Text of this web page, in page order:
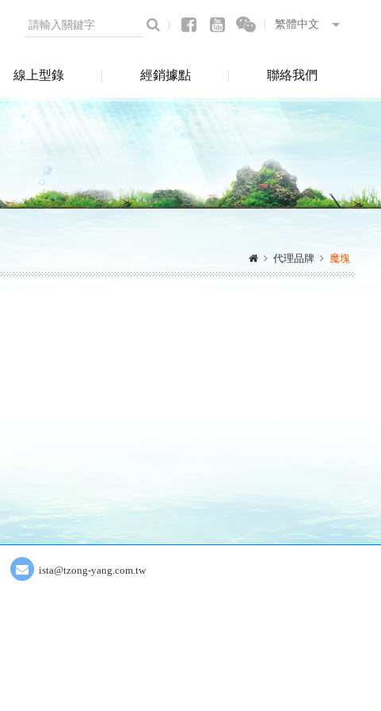
線上型錄 經銷據點 聯絡我們
代理品牌 魔塊
ista@tzong-yang.com.tw